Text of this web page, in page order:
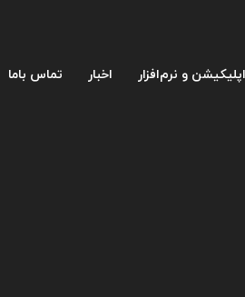
اپلیکیشن و نرم‌افزار اخبار تماس باما